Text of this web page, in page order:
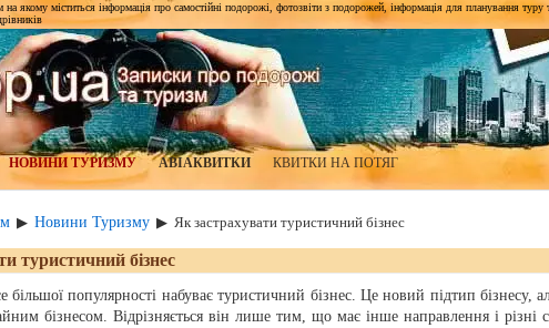
якому міститься інформація про самостійні подорожі, фотозвіти з подорожей, інформація для планування туру
НОВИНИ ТУРИЗМУ АВІАКВИТКИ КВИТКИ НА ПОТЯГ
▶ Новини Туризму ▶ Як застрахувати туристичний бізнес
туристичний бізнес
популярності набуває туристичний бізнес. Це новий підтип бізнесу,
бізнесом. Відрізняється він лише тим, що має інше направлення і різні